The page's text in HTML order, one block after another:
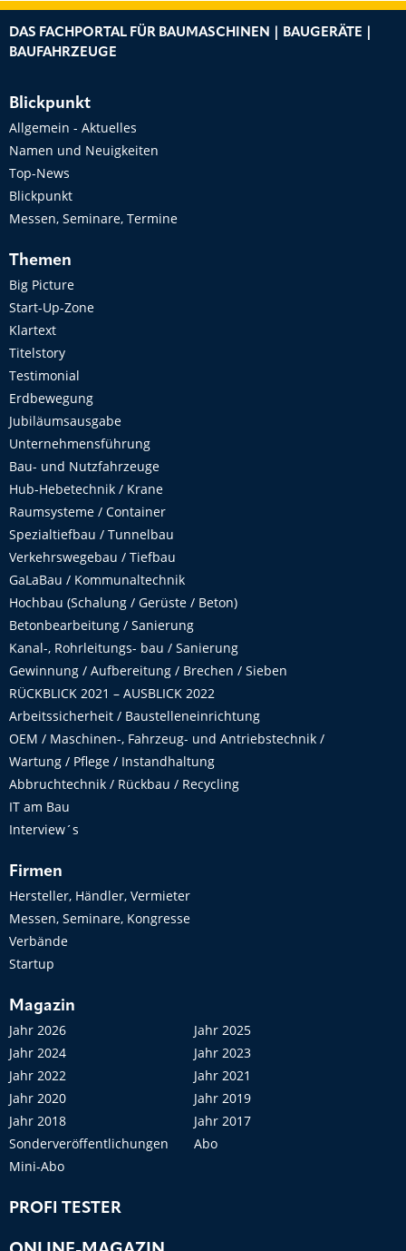
DAS FACHPORTAL FÜR BAUMASCHINEN | BAUGERÄTE |
BAUFAHRZEUGE
Blickpunkt
Allgemein - Aktuelles
Namen und Neuigkeiten
Top-News
Blickpunkt
Messen, Seminare, Termine
Themen
Big Picture
Start-Up-Zone
Klartext
Titelstory
Testimonial
Erdbewegung
Jubiläumsausgabe
Unternehmensführung
Bau- und Nutzfahrzeuge
Hub-Hebetechnik / Krane
Raumsysteme / Container
Spezialtiefbau / Tunnelbau
Verkehrswegebau / Tiefbau
GaLaBau / Kommunaltechnik
Hochbau (Schalung / Gerüste / Beton)
Betonbearbeitung / Sanierung
Kanal-, Rohrleitungs- bau / Sanierung
Gewinnung / Aufbereitung / Brechen / Sieben
RÜCKBLICK 2021 – AUSBLICK 2022
Arbeitssicherheit / Baustelleneinrichtung
OEM / Maschinen-, Fahrzeug- und Antriebstechnik /
Wartung / Pflege / Instandhaltung
Abbruchtechnik / Rückbau / Recycling
IT am Bau
Interview´s
Firmen
Hersteller, Händler, Vermieter
Messen, Seminare, Kongresse
Verbände
Startup
Magazin
Jahr 2026
Jahr 2025
Jahr 2024
Jahr 2023
Jahr 2022
Jahr 2021
Jahr 2020
Jahr 2019
Jahr 2018
Jahr 2017
Sonderveröffentlichungen
Abo
Mini-Abo
PROFI TESTER